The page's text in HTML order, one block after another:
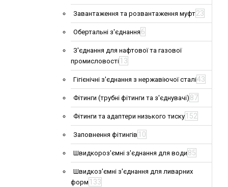
Завантаження та розвантаження муфт23
Обертальні з'єднання 6
З'єднання для нафтової та газової
промисловості 13
Гігієнічні з'єднання з нержавіючої сталі43
Фітинги (трубні фітинги та з'єднувачі) 87
Фітинги та адаптери низького тиску 152
Заповнення фітингів 10
Швидкороз'ємні з'єднання для води 85
Швидкоз'ємні з'єднання для ливарних
форм 133